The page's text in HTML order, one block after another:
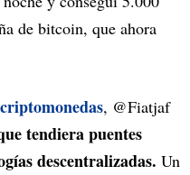
de bitcoin, que ahora
criptomonedas, @Fiatjaf
tendiera puentes
descentralizadas. Un